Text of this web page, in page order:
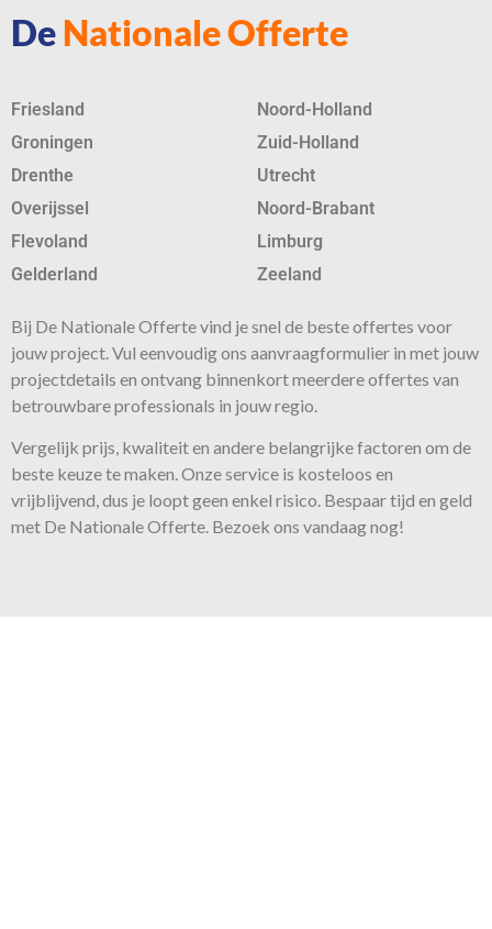
De Nationale Offerte
Friesland
Groningen
Drenthe
Overijssel
Flevoland
Gelderland
Noord-Holland
Zuid-Holland
Utrecht
Noord-Brabant
Limburg
Zeeland
Bij De Nationale Offerte vind je snel de besteoffertes voor
jouw project. Vul eenvoudig ons aanvraagformulier in met jouw
projectdetails en ontvang binnenkort meerdere offertes van
betrouwbare professionals in jouw regio.
Vergelijk prijs, kwaliteit en andere belangrijke factoren om de
beste keuze te maken. Onzeservice is kosteloos en
vrijblijvend, dus je loopt geen enkel risico. Bespaar tijd en geld
met De Nationale Offerte. Bezoek ons vandaag nog!